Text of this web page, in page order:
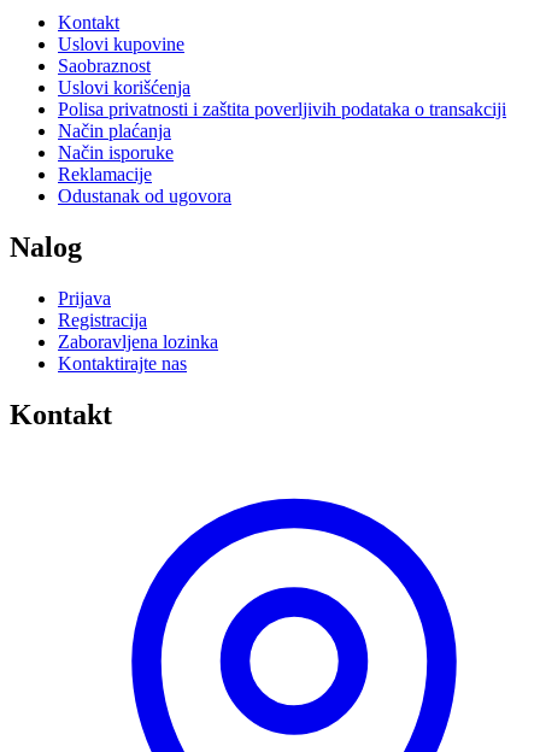
Kontakt
Uslovi kupovine
Saobraznost
Uslovi korišćenja
Polisa privatnosti i zaštita poverljivih podataka o transakciji
Način plaćanja
Način isporuke
Reklamacije
Odustanak od ugovora
Nalog
Prijava
Registracija
Zaboravljena lozinka
Kontaktirajte nas
Kontakt